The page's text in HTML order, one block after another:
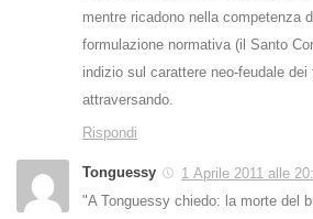
mentre ricadono nella competenza
formulazione normativa (il Santo
indizio sul carattere neo-feudale
attraversando.
Rispondi
Tonguessy
1 Aprile 2011 alle
"A Tonguessy chiedo: la morte del